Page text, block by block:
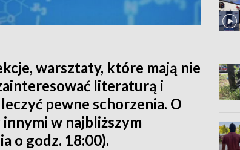
warsztaty, które mają nie
literaturą i
pewne schorzenia. O
w najbliższym
o godz. 18:00).